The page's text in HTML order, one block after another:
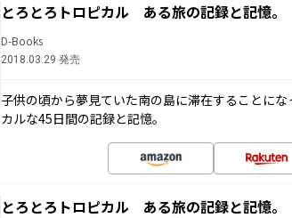
とろとろトロピカル ある旅の記録と記憶
D-Books
2018.03.29 発売
子供の頃から夢見ていた南の島に滞在することに
カルな45日間の記録と記憶。
とろとろトロピカル ある旅の記録と記憶